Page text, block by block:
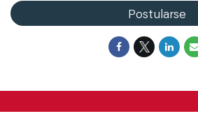
Postularse